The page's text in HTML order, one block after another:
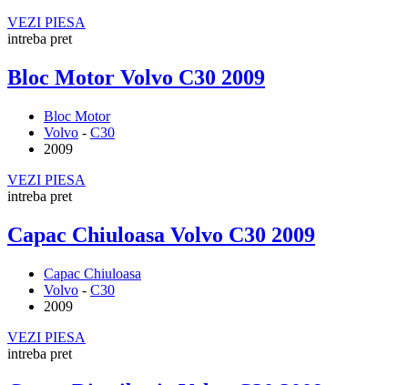
VEZI PIESA
intreba pret
Bloc Motor Volvo C30 2009
Bloc Motor
Volvo - C30
2009
VEZI PIESA
intreba pret
Capac Chiuloasa Volvo C30 2009
Capac Chiuloasa
Volvo - C30
2009
VEZI PIESA
intreba pret